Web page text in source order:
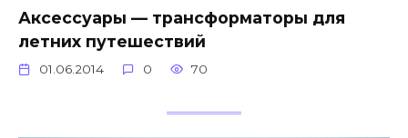
Аксессуары — трансформаторы для
летних путешествий
01.06.2014 0 70